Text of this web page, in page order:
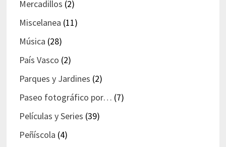
Mercadillos (2)
Miscelanea (11)
Música (28)
País Vasco (2)
Parques y Jardines (2)
Paseo fotográfico por… (7)
Películas y Series (39)
Peñíscola (4)